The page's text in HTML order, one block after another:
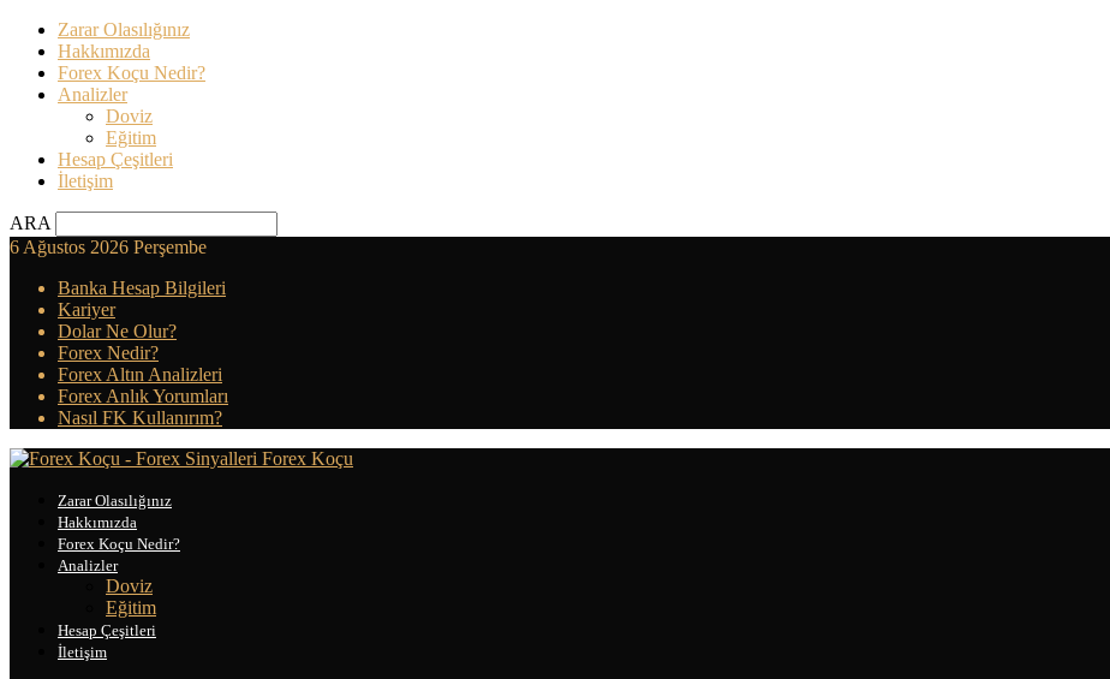
Zarar Olasılığınız
Hakkımızda
Forex Koçu Nedir?
Analizler
Doviz
Eğitim
Hesap Çeşitleri
İletişim
ARA
6 Ağustos 2026 Perşembe
Banka Hesap Bilgileri
Kariyer
Dolar Ne Olur?
Forex Nedir?
Forex Altın Analizleri
Forex Anlık Yorumları
Nasıl FK Kullanırım?
Forex Koçu
Zarar Olasılığınız
Hakkımızda
Forex Koçu Nedir?
Analizler
Doviz
Eğitim
Hesap Çeşitleri
İletişim